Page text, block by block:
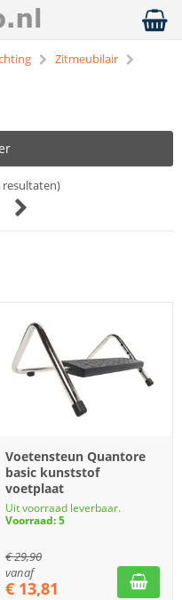
Zitmeubilair
resultaten)
Voetensteun Quantore
basic kunststof
voetplaat
Uit voorraad leverbaar.
Voorraad: 5
€29,90
vanaf
€ 13,81